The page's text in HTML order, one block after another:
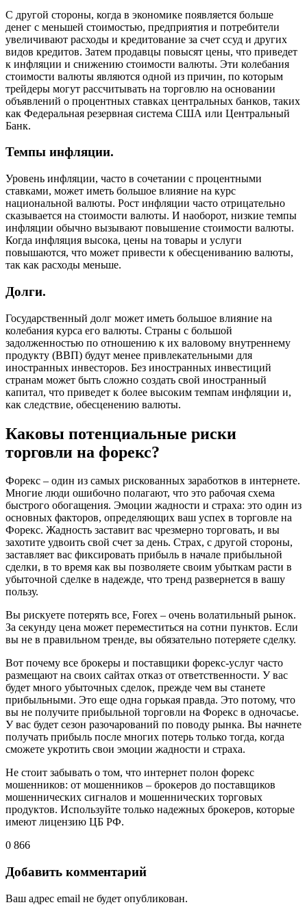
С другой стороны, когда в экономике появляется больше
денег с меньшей стоимостью, предприятия и потребители
увеличивают расходы и кредитование за счет ссуд и других
видов кредитов. Затем продавцы повысят цены, что приведет
к инфляции и снижению стоимости валюты. Эти колебания
стоимости валюты являются одной из причин, по которым
трейдеры могут рассчитывать на торговлю на основании
объявлений о процентных ставках центральных банков, таких
как Федеральная резервная система США или Центральный
Банк.
Темпы инфляции.
Уровень инфляции, часто в сочетании с процентными
ставками, может иметь большое влияние на курс
национальной валюты. Рост инфляции часто отрицательно
сказывается на стоимости валюты. И наоборот, низкие темпы
инфляции обычно вызывают повышение стоимости валюты.
Когда инфляция высока, цены на товары и услуги
повышаются, что может привести к обесцениванию валюты,
так как расходы меньше.
Долги.
Государственный долг может иметь большое влияние на
колебания курса его валюты. Страны с большой
задолженностью по отношению к их валовому внутреннему
продукту (ВВП) будут менее привлекательными для
иностранных инвесторов. Без иностранных инвестиций
странам может быть сложно создать свой иностранный
капитал, что приведет к более высоким темпам инфляции и,
как следствие, обесценению валюты.
Каковы потенциальные риски
торговли на форекс?
Форекс – один из самых рискованных заработков в интернете.
Многие люди ошибочно полагают, что это рабочая схема
быстрого обогащения. Эмоции жадности и страха: это один из
основных факторов, определяющих ваш успех в торговле на
Форекс. Жадность заставит вас чрезмерно торговать, и вы
захотите удвоить свой счет за день. Страх, с другой стороны,
заставляет вас фиксировать прибыль в начале прибыльной
сделки, в то время как вы позволяете своим убыткам расти в
убыточной сделке в надежде, что тренд развернется в вашу
пользу.
Вы рискуете потерять все, Forex – очень волатильный рынок.
За секунду цена может переместиться на сотни пунктов. Если
вы не в правильном тренде, вы обязательно потеряете сделку.
Вот почему все брокеры и поставщики форекс-услуг часто
размещают на своих сайтах отказ от ответственности. У вас
будет много убыточных сделок, прежде чем вы станете
прибыльными. Это еще одна горькая правда. Это потому, что
вы не получите прибыльной торговли на Форекс в одночасье.
У вас будет сезон разочарований по поводу рынка. Вы начнете
получать прибыль после многих потерь только тогда, когда
сможете укротить свои эмоции жадности и страха.
Не стоит забывать о том, что интернет полон форекс
мошенников: от мошенников – брокеров до поставщиков
мошеннических сигналов и мошеннических торговых
продуктов. Используйте только надежных брокеров, которые
имеют лицензию ЦБ РФ.
0 866
Добавить комментарий
Ваш адрес email не будет опубликован.